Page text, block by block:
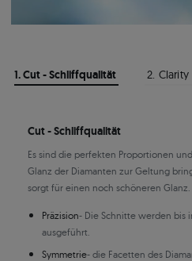
1. Cut - Schliffqualität 2.
Cut - Schliffqualität
Es sind die perfekten Proportionen
Glanz der Diamanten zur Geltung
sorgt für einen noch schöneren Glanz.
Präzision- Die Schnitte werden bis
ausgeführt.
Symmetrie- die Facetten des